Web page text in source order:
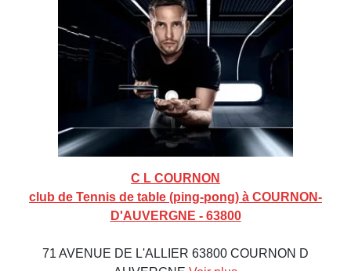
C L COURNON
club de Tennis de table (ping-pong) à COURNON-
D'AUVERGNE - 63800
71 AVENUE DE L'ALLIER 63800 COURNON D